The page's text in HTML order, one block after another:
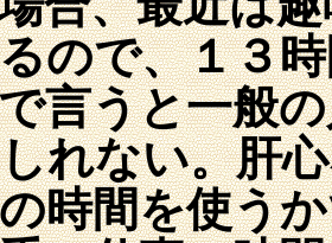
ので、１３
言うと一般
れない。肝
時間を使う